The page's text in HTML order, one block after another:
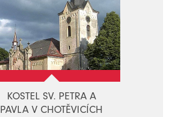
KOSTEL SV. PETRA A
PAVLA V CHOTĚVICÍCH